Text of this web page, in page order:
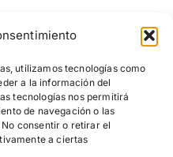
utilizamos tecnologías como
a la información del
tecnologías nos permitirá
de navegación o las
consentir o retirar el
a ciertas